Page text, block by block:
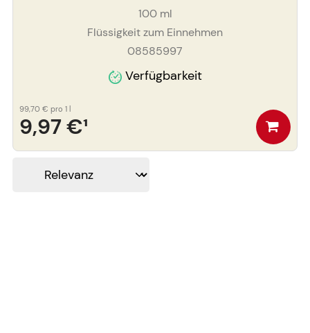
100ml
Flüssigkeit zum Einnehmen
08585997
Verfügbarkeit
9,97 €¹
99,70 € pro 1 l